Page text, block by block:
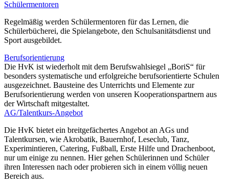
Schülermentoren
Regelmäßig werden Schülermentoren für das Lernen, die
Schülerbücherei, die Spielangebote, den Schulsanitätsdienst und
Sport ausgebildet.
Berufsorientierung
Die HvK ist wiederholt mit dem Berufswahlsiegel „BoriS“ für
besonders systematische und erfolgreiche berufsorientierte Schulen
ausgezeichnet. Bausteine des Unterrichts und Elemente zur
Berufsorientierung werden von unseren Kooperationspartnern aus
der Wirtschaft mitgestaltet.
AG/Talentkurs-Angebot
Die HvK bietet ein breitgefächertes Angebot an AGs und
Talentkursen, wie Akrobatik, Bauernhof, Leseclub, Tanz,
Experimintieren, Catering, Fußball, Erste Hilfe und Drachenboot,
nur um einige zu nennen. Hier gehen Schülerinnen und Schüler
ihren Interessen nach oder probieren sich in einem völlig neuen
Bereich aus.